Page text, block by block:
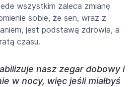
wszystkim zaleca zmianę
sobie, że sen, wraz z
jest podstawą zdrowia, a
czasu.
nasz zegar dobowy i
w nocy, więc jeśli miałbyś